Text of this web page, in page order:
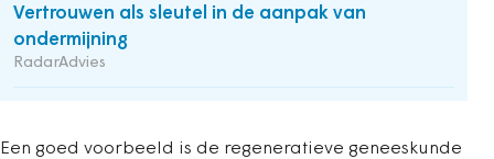
Vertrouwen als sleutel in de aanpak van
ondermijning
RadarAdvies
Een goed voorbeeld is de regeneratieve geneeskunde